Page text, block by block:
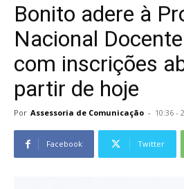
Bonito adere à
Nacional
com inscrições
partir de hoje
Por Assessoria de Comunicação - 10:36 -
Facebook Twitter